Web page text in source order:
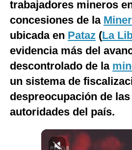
Notas Contratadas
Gestión TV
Videos
Fotogalerías
gestion.pe
trabajadores mineros
concesiones de la
ubicada en Pataz (La
evidencia más del
descontrolado de la
un sistema de
despreocupación de
autoridades del país.